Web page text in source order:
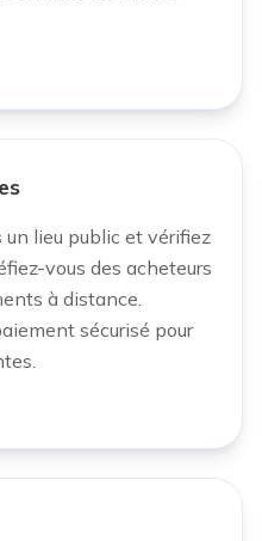
un lieu public et vérifiez
vous des acheteurs
à distance.
sécurisé pour